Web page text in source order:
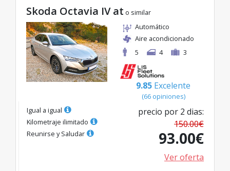
Skoda Octavia IV at o similar
Automático
Aire acondicionado
5
4 3
9.85 Excelente
(66 opiniones)
Igual a igual
Kilometraje ilimitado
Reunirse y Saludar
precio por 2 dias:
150.00€
93.00€
Ver oferta